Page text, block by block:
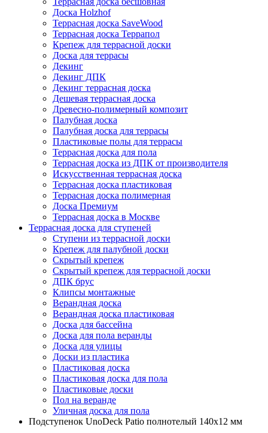
Доска Holzhof
Террасная доска SaveWood
Террасная доска Террапол
Крепеж для террасной доски
Доска для террасы
Декинг
Декинг ДПК
Декинг террасная доска
Дешевая террасная доска
Древесно-полимерный композит
Палубная доска
Палубная доска для террасы
Пластиковые полы для террасы
Террасная доска для пола
Террасная доска из ДПК от производителя
Искусственная террасная доска
Террасная доска пластиковая
Террасная доска полимерная
Доска Премиум
Террасная доска в Москве
Террасная доска для ступеней
Ступени из террасной доски
Крепеж для палубной доски
Скрытый крепеж
Скрытый крепеж для террасной доски
ДПК брус
Клипсы монтажные
Верандная доска
Верандная доска пластиковая
Доска для бассейна
Доска для пола веранды
Доска для улицы
Доски из пластика
Пластиковая доска
Пластиковая доска для пола
Пластиковые доски
Пол на веранде
Уличная доска для пола
Подступенок UnoDeck Patio полнотелый 140x12 мм